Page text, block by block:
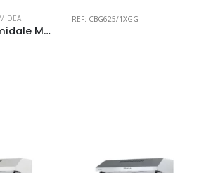
Hotte Pyramidale MIDEA – Prix consultable en magasin –
REF: CBG625/1XGG